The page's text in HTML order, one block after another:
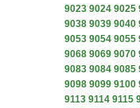
9023 9024 9025
9038 9039 9040
9053 9054 9055
9068 9069 9070
9083 9084 9085
9098 9099 9100
9113 9114 9115